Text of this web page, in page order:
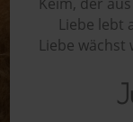
Liebe lebt
Liebe wächst